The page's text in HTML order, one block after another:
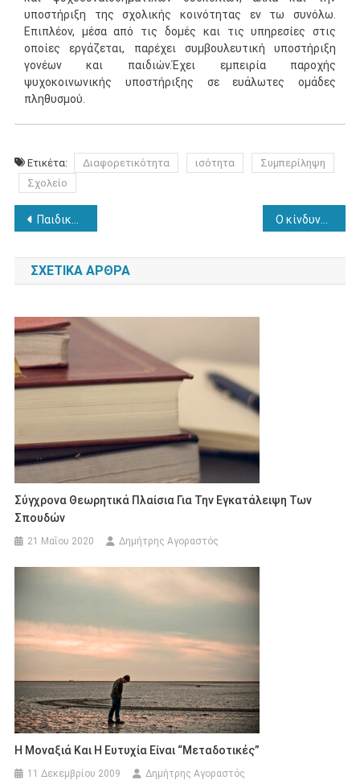
υποστήριξη της σχολικής κοινότητας εν τω συνόλω.
Επιπλέον, μέσα από τις δομές και τις υπηρεσίες στις
οποίες εργάζεται, παρέχει συμβουλευτική υποστήριξη
γονέων και παιδιών.Έχει εμπειρία παροχής
ψυχοκοινωνικής υποστήριξης σε ευάλωτες ομάδες
πληθυσμού.
Ετικέτα: Διαφορετικότητα ισότητα
Συμπερίληψη
Σχολείο
Πλοήγηση
άρθρων
Παιδική κακοποίηση: τα ελληνικά δεδομένα και οι επιπτώσεις σε σωματικό και ψυχολογικό επίπεδο
ΣΧΕΤΙΚΆ ΆΡΘΡΑ
Σύγχρονα Θεωρητικά Πλαίσια Για Την Εγκατάλειψη Των
Σπουδών
21 Μαΐου 2020 Δημήτρης Αγοραστός
Η Μοναξιά Και Η Ευτυχία Είναι “μεταδοτικές”
11 Δεκεμβρίου 2009 Δημήτρης Αγοραστός